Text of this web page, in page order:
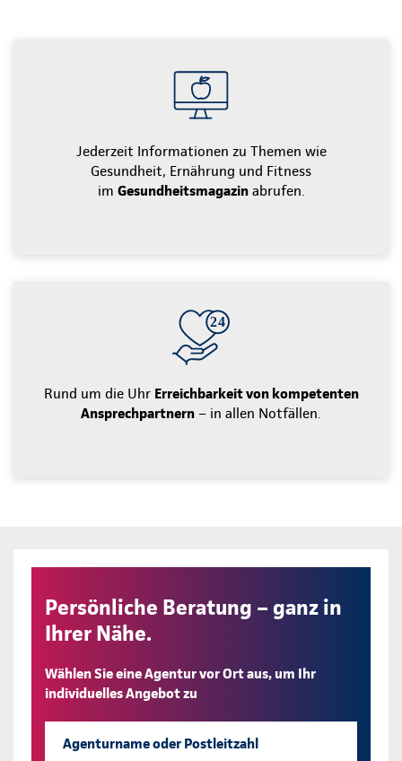
Jederzeit Informationen zu Themen wie
Gesundheit, Ernährung und Fitness
im Gesundheitsmagazinabrufen.
Rund um die Uhr Erreichbarkeit von kompetenten
Ansprechpartnern – in allen Notfällen.
Persönliche Beratung – ganz in
Ihrer Nähe.
Wählen Sie eine Agentur vor Ort aus, um Ihr
individuelles Angebot zu